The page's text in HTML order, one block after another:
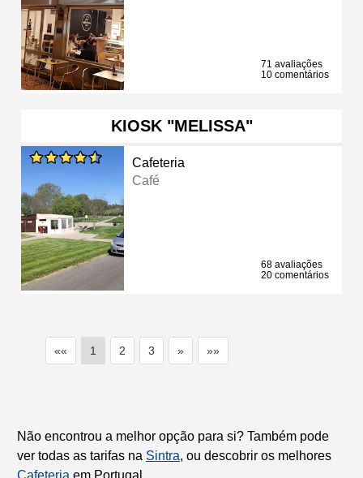
71 avaliações
10 comentários
KIOSK "MELISSA"
Cafeteria
Café
68 avaliações
20 comentários
«« 1 2 3 » »»
Não encontrou a melhor opção para si? Também pode
ver todas as tarifas na Sintra, ou descobrir os melhores
Cafeteria em Portugal